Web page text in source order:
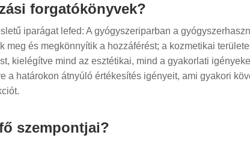
forgatókönyvek?
iparágat lefed: A gyógyszeriparban a
meg és megkönnyítik a hozzáférést; a kozmetikai
kielégítve mind az esztétikai, mind a gyakorlati
a határokon átnyúló értékesítés igényeit, ami gyakori
szempontjai?